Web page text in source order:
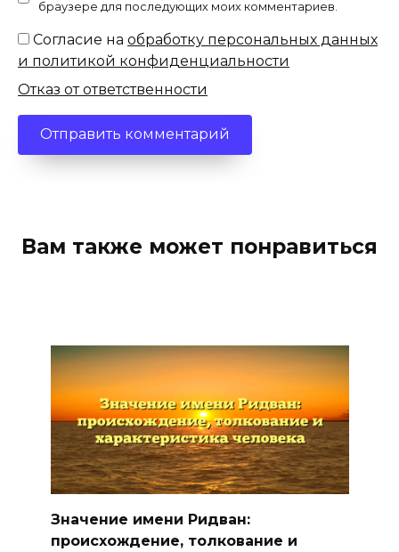
браузере для последующих моих комментариев.
Согласие на обработку персональных данных
и политикой конфиденциальности
Отказ от ответственности
Вам также может понравиться
Значение имени Ридван:
происхождение, толкование и